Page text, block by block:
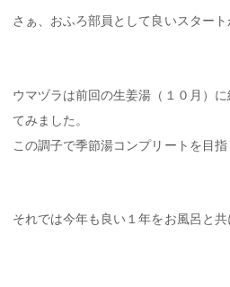
さぁ、おふろ部員として良いスタート
ウマヅラは前回の生姜湯（１０月）
てみました。
この調子で季節湯コンプリートを目指
それでは今年も良い１年をお風呂と共